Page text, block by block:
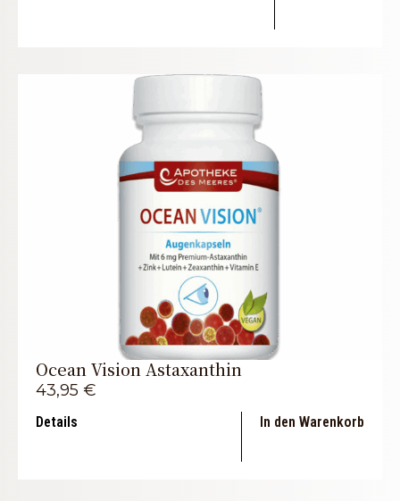
Ocean Vision Astaxanthin
43,95 €
Details In den Warenkorb